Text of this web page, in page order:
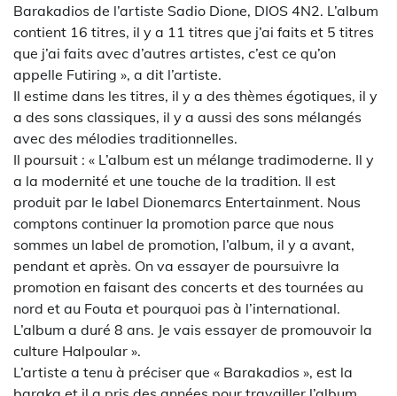
Barakadios de l’artiste Sadio Dione, DIOS 4N2. L’album
contient 16 titres, il y a 11 titres que j’ai faits et 5 titres
que j’ai faits avec d’autres artistes, c’est ce qu’on
appelle Futiring », a dit l’artiste.
Il estime dans les titres, il y a des thèmes égotiques, il y
a des sons classiques, il y a aussi des sons mélangés
avec des mélodies traditionnelles.
Il poursuit : « L’album est un mélange tradimoderne. Il y
a la modernité et une touche de la tradition. Il est
produit par le label Dionemarcs Entertainment. Nous
comptons continuer la promotion parce que nous
sommes un label de promotion, l’album, il y a avant,
pendant et après. On va essayer de poursuivre la
promotion en faisant des concerts et des tournées au
nord et au Fouta et pourquoi pas à l’international.
L’album a duré 8 ans. Je vais essayer de promouvoir la
culture Halpoular ».
L’artiste a tenu à préciser que « Barakadios », est la